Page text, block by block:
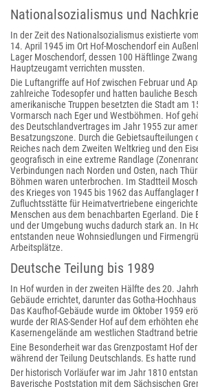
Nationalsozialismus und
In der Zeit des Nationalsozialismus existierte
14. April 1945 im Ort Hof-Moschendorf ein
Lager Moschendorf, dessen 100 Häftlinge
Hauptzeugamt verrichten mussten.
Die Luftangriffe auf Hof zwischen Februar und
zahlreiche Todesopfer und hatten bauliche
amerikanische Truppen besetzten die Stadt am
Vormarsch nach Eger und Westböhmen. Hof
des Deutschlandvertrages im Jahr 1955 zur
Besatzungszone. Durch die Gebietsaufteilungen
Reiches nach dem Zweiten Weltkrieg und den
geografisch in eine extreme Randlage
Verbindungen nach Norden und Osten, nach
Böhmen waren unterbrochen. Im Stadtteil
des Krieges von 1945 bis 1962 das Auffanglager
Zufluchtsstätte für Heimatvertriebene
Menschen aus dem benachbarten Egerland. Die
und der Umgebung wuchs dadurch stark an. In
entstanden neue Wohnsiedlungen und
Arbeitsplätze.
Deutsche Teilung bis 1989
In Hof wurden in der zweiten Hälfte des 20.
Gebäude errichtet, darunter das Gotha-
Das Kaufhof-Gebäude wurde im Oktober 1959
wurde der RIAS-Sender Hof auf dem erhöhten
Kasernengelände am westlichen Stadtrand
Eine Besonderheit war das Grenzpostamt Hof
während der Teilung Deutschlands. Es hatte
Der historisch Vorläufer war im Jahr 1810
Bayerische Poststation mit dem Sächsischen